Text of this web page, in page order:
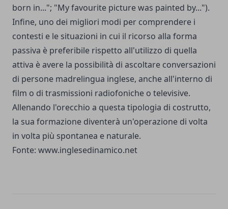
born in..."; "My favourite picture was painted by...").
Infine, uno dei migliori modi per comprendere i
contesti e le situazioni in cui il ricorso alla forma
passiva è preferibile rispetto all'utilizzo di quella
attiva è avere la possibilità di ascoltare conversazioni
di persone madrelingua inglese, anche all'interno di
film o di trasmissioni radiofoniche o televisive.
Allenando l'orecchio a questa tipologia di costrutto,
la sua formazione diventerà un'operazione di volta
in volta più spontanea e naturale.
Fonte: www.inglesedinamico.net